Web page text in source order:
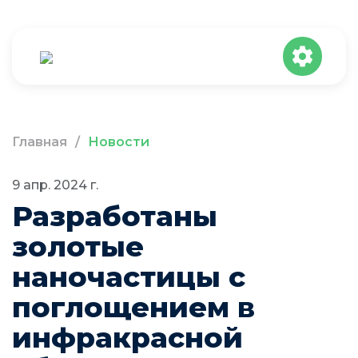
Главная / Новости
9 апр. 2024 г.
Разработаны
золотые
наночастицы с
поглощением в
инфракрасной